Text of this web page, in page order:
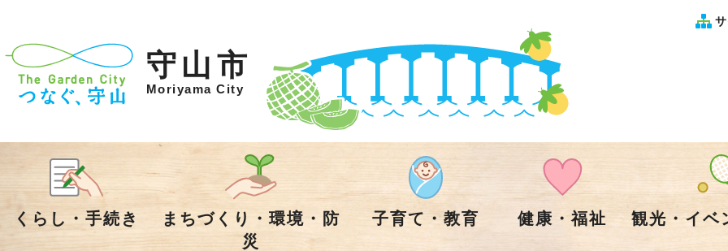
守山市
Moriyama City
くらし・手続き
まちづくり・環境・防
災
子育て・教育 健康・福祉 観光・イベ